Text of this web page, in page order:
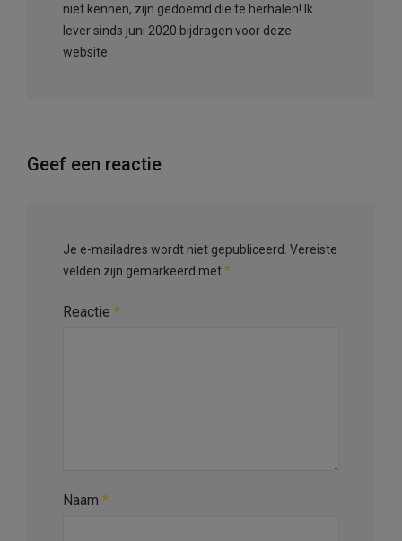
niet kennen, zijn gedoemd die te herhalen! Ik
lever sinds juni 2020 bijdragen voor deze
website.
Geef een reactie
Je e-mailadres wordt niet gepubliceerd. Vereiste
velden zijn gemarkeerd met*
Reactie *
Naam *